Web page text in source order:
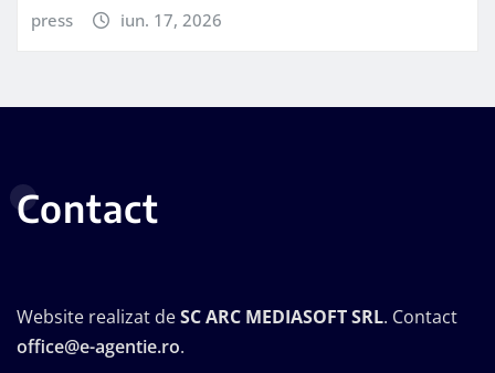
press iun. 17, 2026
Contact
Website realizat deSC ARC MEDIASOFT SRL. Contact
office@e-agentie.ro.